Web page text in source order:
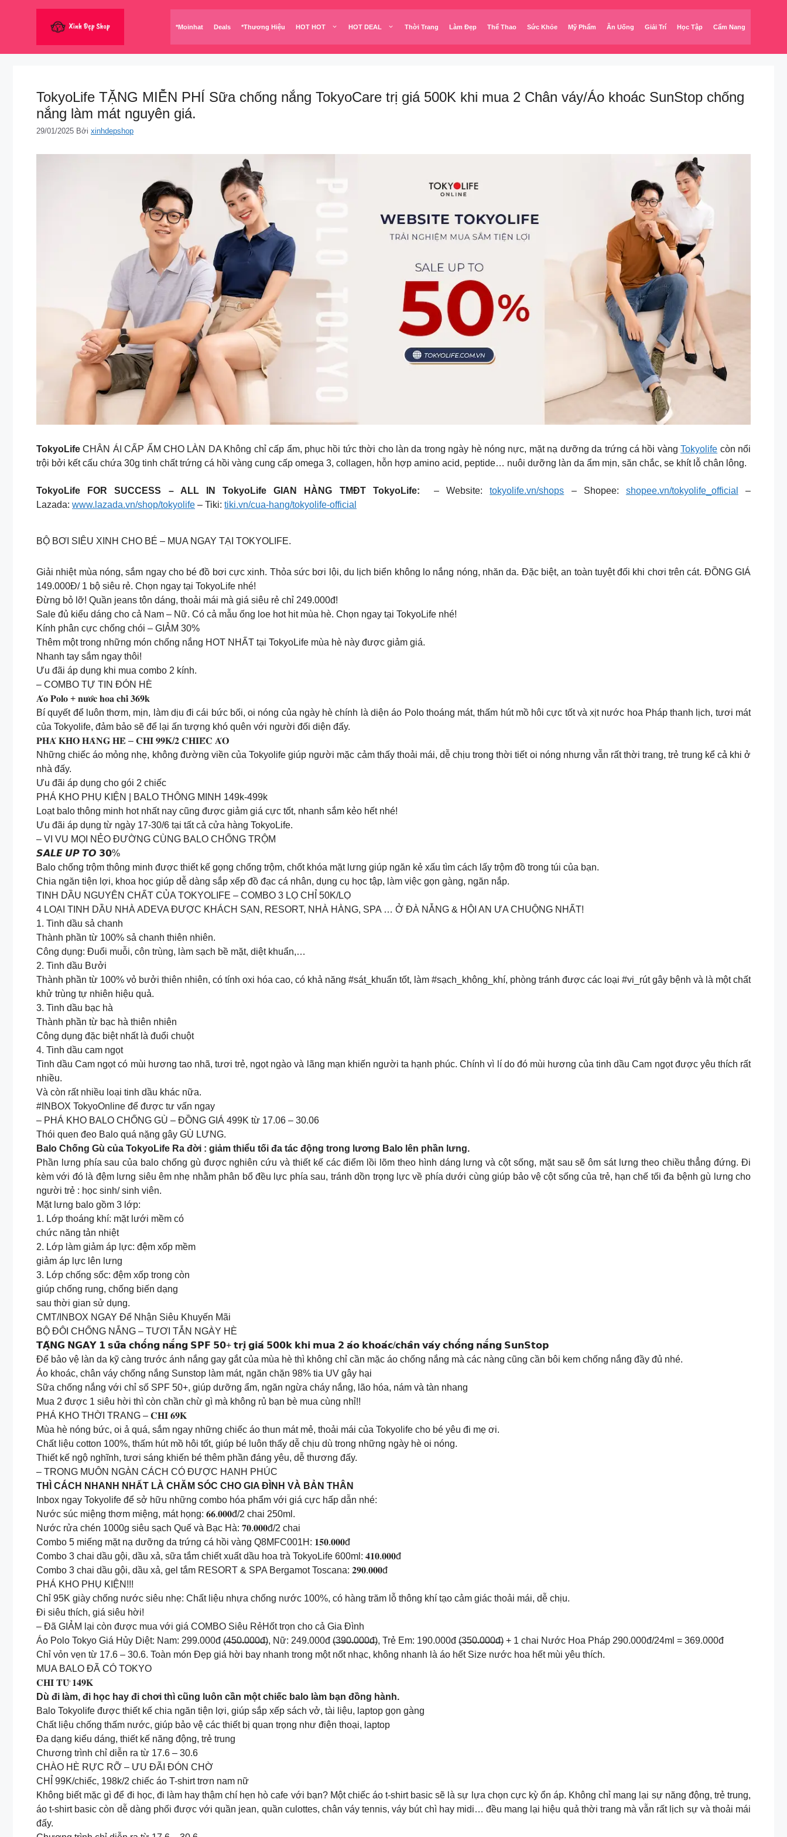
*Moinhat Deals *Thương Hiệu HOT HOT HOT DEAL Thời Trang Làm Đẹp Thể Thao Sức Khỏe Mỹ Phẩm Ăn Uống Giải Trí Học Tập Cẩm Nang
TokyoLife TẶNG MIỄN PHÍ Sữa chống nắng TokyoCare trị giá 500K khi mua 2 Chân váy/Áo khoác SunStop chống
nắng làm mát nguyên giá.
29/01/2025 Bởi xinhdepshop
TokyoLife CHÂN ÁI CẤP ẨM CHO LÀN DA Không chỉ cấp ẩm, phục hồi tức thời cho làn da trong ngày hè nóng nực, mặt nạ dưỡng da trứng cá hồi vàngTokyolife còn nổi
trội bởi kết cấu chứa 30g tinh chất trứng cá hồi vàng cung cấp omega 3, collagen, hỗn hợp amino acid, peptide… nuôi dưỡng làn da ẩm mịn, săn chắc, se khít lỗ chân lông.
TokyoLife FOR SUCCESS – ALL IN TokyoLife GIAN HÀNG TMĐT TokyoLife: – Website:tokyolife.vn/shops – Shopee: shopee.vn/tokyolife_official
–
Lazada: www.lazada.vn/shop/tokyolife – Tiki: tiki.vn/cua-hang/tokyolife-official
BỘ BƠI SIÊU XINH CHO BÉ – MUA NGAY TẠI TOKYOLIFE.
Giải nhiệt mùa nóng, sắm ngay cho bé đồ bơi cực xinh. Thỏa sức bơi lội, du lịch biển không lo nắng nóng, nhăn da. Đặc biệt, an toàn tuyệt đối khi chơi trên cát. ĐỒNG GIÁ
149.000Đ/ 1 bộ siêu rẻ. Chọn ngay tại TokyoLife nhé!
Đừng bỏ lỡ! Quần jeans tôn dáng, thoải mái mà giá siêu rẻ chỉ 249.000đ!
Sale đủ kiểu dáng cho cả Nam – Nữ. Có cả mẫu ống loe hot hit mùa hè. Chọn ngay tại TokyoLife nhé!
Kính phân cực chống chói – GIẢM 30%
Thêm một trong những món chống nắng HOT NHẤT tại TokyoLife mùa hè này được giảm giá.
Nhanh tay sắm ngay thôi!
Ưu đãi áp dụng khi mua combo 2 kính.
– COMBO TỰ TIN ĐÓN HÈ
𝐀́𝐨 𝐏𝐨𝐥𝐨 + 𝐧𝐮̛𝐨̛́𝐜 𝐡𝐨𝐚 𝐜𝐡𝐢̉ 𝟑𝟔𝟗𝐤
Bí quyết để luôn thơm, mịn, làm dịu đi cái bức bối, oi nóng của ngày hè chính là diện áo Polo thoáng mát, thấm hút mồ hôi cực tốt và xịt nước hoa Pháp thanh lịch, tươi mát
của Tokyolife, đảm bảo sẽ để lại ấn tượng khó quên với người đối diện đấy.
𝐏𝐇𝐀́ 𝐊𝐇𝐎 𝐇𝐀̀𝐍𝐆 𝐇𝐄̀ – 𝐂𝐇𝐈̉ 𝟗𝟗𝐊/𝟐 𝐂𝐇𝐈𝐄̂́𝐂 𝐀́𝐎
Những chiếc áo mỏng nhẹ, không đường viền của Tokyolife giúp người mặc cảm thấy thoải mái, dễ chịu trong thời tiết oi nóng nhưng vẫn rất thời trang, trẻ trung kể cả khi ở
nhà đấy.
Ưu đãi áp dụng cho gói 2 chiếc
PHÁ KHO PHỤ KIỆN | BALO THÔNG MINH 149k-499k
Loạt balo thông minh hot nhất nay cũng được giảm giá cực tốt, nhanh sắm kẻo hết nhé!
Ưu đãi áp dụng từ ngày 17-30/6 tại tất cả cửa hàng TokyoLife.
– VI VU MỌI NẺO ĐƯỜNG CÙNG BALO CHỐNG TRỘM
𝙎𝘼𝙇𝙀 𝙐𝙋 𝙏𝙊 𝟯𝟬%
Balo chống trộm thông minh được thiết kế gọng chống trộm, chốt khóa mặt lưng giúp ngăn kẻ xấu tìm cách lấy trộm đồ trong túi của bạn.
Chia ngăn tiện lợi, khoa học giúp dễ dàng sắp xếp đồ đạc cá nhân, dụng cụ học tập, làm việc gọn gàng, ngăn nắp.
TINH DẦU NGUYÊN CHẤT CỦA TOKYOLIFE – COMBO 3 LỌ CHỈ 50K/LỌ
4 LOẠI TINH DẦU NHÀ ADEVA ĐƯỢC KHÁCH SẠN, RESORT, NHÀ HÀNG, SPA … Ở ĐÀ NẴNG & HỘI AN ƯA CHUỘNG NHẤT!
1. Tinh dầu sả chanh
Thành phần từ 100% sả chanh thiên nhiên.
Công dụng: Đuổi muỗi, côn trùng, làm sạch bề mặt, diệt khuẩn,…
2. Tinh dầu Bưởi
Thành phần từ 100% vỏ bưởi thiên nhiên, có tính oxi hóa cao, có khả năng #sát_khuẩn tốt, làm #sạch_không_khí, phòng tránh được các loại #vi_rút gây bệnh và là một chất
khử trùng tự nhiên hiệu quả.
3. Tinh dầu bạc hà
Thành phần từ bạc hà thiên nhiên
Công dụng đặc biệt nhất là đuổi chuột
4. Tinh dầu cam ngọt
Tinh dầu Cam ngọt có mùi hương tao nhã, tươi trẻ, ngọt ngào và lãng mạn khiến người ta hạnh phúc. Chính vì lí do đó mùi hương của tinh dầu Cam ngọt được yêu thích rất
nhiều.
Và còn rất nhiều loại tinh dầu khác nữa.
#INBOX TokyoOnline để được tư vấn ngay
– PHÁ KHO BALO CHỐNG GÙ – ĐỒNG GIÁ 499K từ 17.06 – 30.06
Thói quen đeo Balo quá nặng gây GÙ LƯNG.
Balo Chống Gù của TokyoLife Ra đời : giảm thiểu tối đa tác động trong lương Balo lên phần lưng.
Phần lưng phía sau của balo chống gù được nghiên cứu và thiết kế các điểm lồi lõm theo hình dáng lưng và cột sống, mặt sau sẽ ôm sát lưng theo chiều thẳng đứng. Đi
kèm với đó là đệm lưng siêu êm nhẹ nhằm phân bổ đều lực phía sau, tránh dồn trọng lực về phía dưới cùng giúp bảo vệ cột sống của trẻ, hạn chế tối đa bệnh gù lưng cho
người trẻ : học sinh/ sinh viên.
Mặt lưng balo gồm 3 lớp:
1. Lớp thoáng khí: mặt lưới mềm có
chức năng tản nhiệt
2. Lớp làm giảm áp lực: đệm xốp mềm
giảm áp lực lên lưng
3. Lớp chống sốc: đệm xốp trong còn
giúp chống rung, chống biến dạng
sau thời gian sử dụng.
CMT/INBOX NGAY Để Nhận Siêu Khuyến Mãi
BỘ ĐÔI CHỐNG NẮNG – TƯƠI TẮN NGÀY HÈ
𝗧𝗔̣̆𝗡𝗚 𝗡𝗚𝗔𝗬 𝟭 𝘀𝘂̛̃𝗮 𝗰𝗵𝗼̂́𝗻𝗴 𝗻𝗮̆́𝗻𝗴 𝗦𝗣𝗙 𝟱𝟬+ 𝘁𝗿𝗶̣ 𝗴𝗶𝗮́ 𝟱𝟬𝟬𝗸 𝗸𝗵𝗶 𝗺𝘂𝗮 𝟮 𝗮́𝗼 𝗸𝗵𝗼𝗮́𝗰/𝗰𝗵𝗮̂𝗻 𝘃𝗮́𝘆 𝗰𝗵𝗼̂́𝗻𝗴 𝗻𝗮̆́𝗻𝗴 𝗦𝘂𝗻𝗦𝘁𝗼𝗽
Để bảo vệ làn da kỹ càng trước ánh nắng gay gắt của mùa hè thì không chỉ cần mặc áo chống nắng mà các nàng cũng cần bôi kem chống nắng đầy đủ nhé.
Áo khoác, chân váy chống nắng Sunstop làm mát, ngăn chặn 98% tia UV gây hại
Sữa chống nắng với chỉ số SPF 50+, giúp dưỡng ẩm, ngăn ngừa cháy nắng, lão hóa, nám và tàn nhang
Mua 2 được 1 siêu hời thì còn chần chừ gì mà không rủ bạn bè mua cùng nhỉ!!
PHÁ KHO THỜI TRANG – 𝐂𝐇𝐈̉ 𝟔𝟗𝐊
Mùa hè nóng bức, oi ả quá, sắm ngay những chiếc áo thun mát mẻ, thoải mái của Tokyolife cho bé yêu đi mẹ ơi.
Chất liệu cotton 100%, thấm hút mồ hôi tốt, giúp bé luôn thấy dễ chịu dù trong những ngày hè oi nóng.
Thiết kế ngộ nghĩnh, tươi sáng khiến bé thêm phần đáng yêu, dễ thương đấy.
– TRONG MUÔN NGÀN CÁCH CÓ ĐƯỢC HẠNH PHÚC
THÌ CÁCH NHANH NHẤT LÀ CHĂM SÓC CHO GIA ĐÌNH VÀ BẢN THÂN
Inbox ngay Tokyolife để sở hữu những combo hóa phẩm với giá cực hấp dẫn nhé:
Nước súc miệng thơm miệng, mát họng: 𝟔𝟔.𝟎𝟎𝟎đ/2 chai 250ml.
Nước rửa chén 1000g siêu sạch Quế và Bạc Hà: 𝟕𝟎.𝟎𝟎𝟎đ/2 chai
Combo 5 miếng mặt nạ dưỡng da trứng cá hồi vàng Q8MFC001H: 𝟏𝟓𝟎.𝟎𝟎𝟎đ
Combo 3 chai dầu gội, dầu xả, sữa tắm chiết xuất dầu hoa trà TokyoLife 600ml: 𝟒𝟏𝟎.𝟎𝟎𝟎đ
Combo 3 chai dầu gội, dầu xả, gel tắm RESORT & SPA Bergamot Toscana: 𝟐𝟗𝟎.𝟎𝟎𝟎đ
PHÁ KHO PHỤ KIỆN!!!
Chỉ 95K giày chống nước siêu nhẹ: Chất liệu nhựa chống nước 100%, có hàng trăm lỗ thông khí tạo cảm giác thoải mái, dễ chịu.
Đi siêu thích, giá siêu hời!
– Đã GIẢM lại còn được mua với giá COMBO Siêu RẻHốt trọn cho cả Gia Đình
Áo Polo Tokyo Giá Hủy Diệt: Nam: 299.000đ (̶4̶̶5̶̶0̶̶.̶̶0̶̶0̶̶0̶̶đ̶), Nữ: 249.000đ (̶3̶̶9̶̶0̶̶.̶̶0̶̶0̶̶0̶̶đ̶), Trẻ Em: 190.000đ (̶3̶̶5̶̶0̶̶.̶̶0̶̶0̶̶0̶̶đ̶) + 1 chai Nước Hoa Pháp 290.000đ/24ml = 369.000đ
Chỉ vỏn vẹn từ 17.6 – 30.6. Toàn món Đẹp giá hời bay nhanh trong một nốt nhạc, không nhanh là áo hết Size nước hoa hết mùi yêu thích.
MUA BALO ĐÃ CÓ TOKYO
𝐂𝐇𝐈̉ 𝐓𝐔̛̀ 𝟏𝟒𝟗𝐊
Dù đi làm, đi học hay đi chơi thì cũng luôn cần một chiếc balo làm bạn đồng hành.
Balo Tokyolife được thiết kế chia ngăn tiện lợi, giúp sắp xếp sách vở, tài liệu, laptop gọn gàng
Chất liệu chống thấm nước, giúp bảo vệ các thiết bị quan trọng như điện thoại, laptop
Đa dạng kiểu dáng, thiết kế năng động, trẻ trung
Chương trình chỉ diễn ra từ 17.6 – 30.6
CHÀO HÈ RỰC RỠ – ƯU ĐÃI ĐÓN CHỜ
CHỈ 99K/chiếc, 198k/2 chiếc áo T-shirt trơn nam nữ
Không biết mặc gì để đi học, đi làm hay thậm chí hẹn hò cafe với bạn? Một chiếc áo t-shirt basic sẽ là sự lựa chọn cực kỳ ổn áp. Không chỉ mang lại sự năng động, trẻ trung,
áo t-shirt basic còn dễ dàng phối được với quần jean, quần culottes, chân váy tennis, váy bút chì hay midi… đều mang lại hiệu quả thời trang mà vẫn rất lịch sự và thoải mái
đấy.